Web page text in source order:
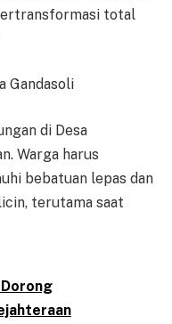
total
Gandasoli
di Desa
Warga harus
bebatuan lepas dan
terutama saat
Dorong